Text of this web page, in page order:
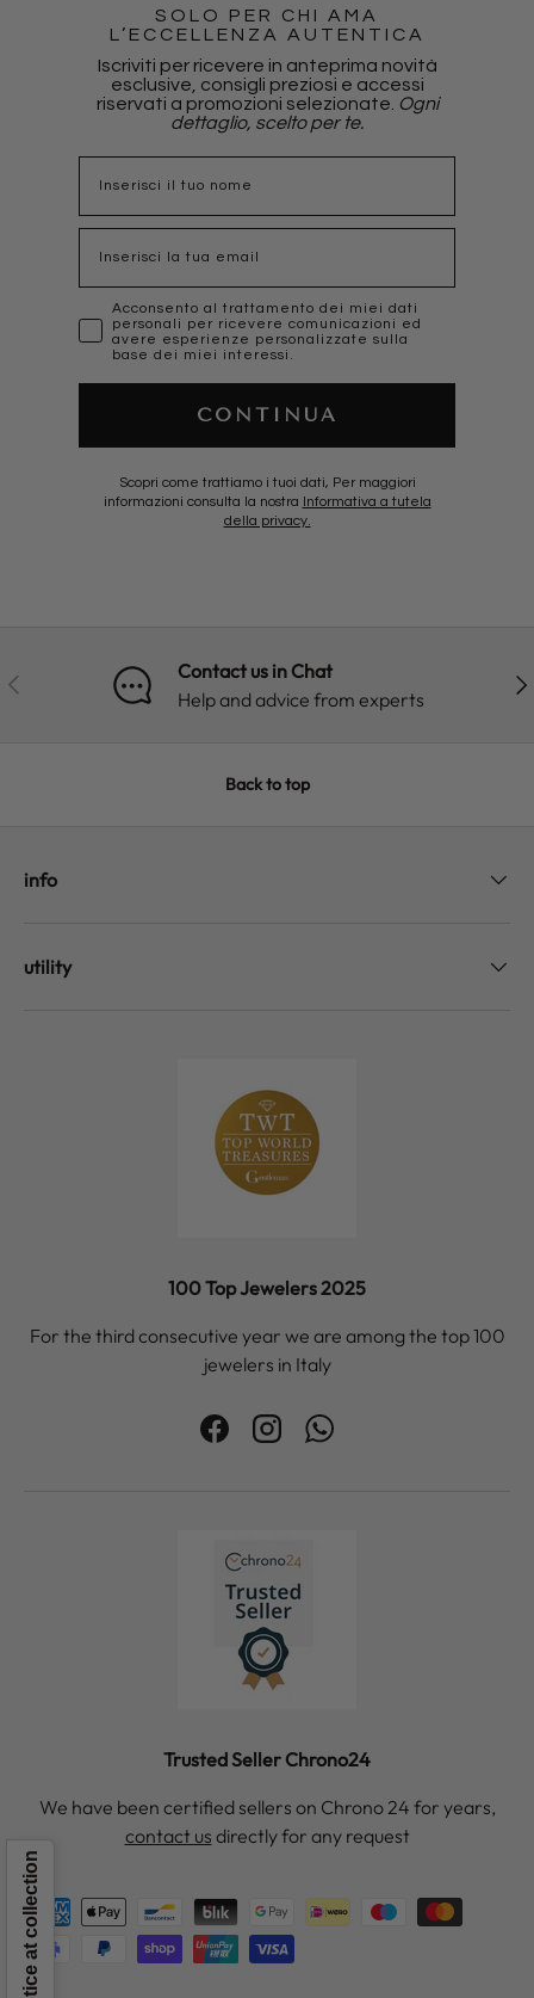
SOLO PER CHI AMA
L’ECCELLENZA AUTENTICA
Iscriviti per ricevere in anteprima novità
esclusive, consigli preziosi e accessi
riservati a promozioni selezionate. Ogni
dettaglio, scelto per te.
nome
Email
marketing
Acconsento al trattamento dei miei dati
personali per ricevere comunicazioni ed
avere esperienze personalizzate sulla
base dei miei interessi.
CONTINUA
Scopri come trattiamo i tuoi dati, Per maggiori
informazioni consulta la nostra Informativa a tutela
della privacy.
PREVIOUS
Contact us in Chat
Help and advice from experts
Back to top
info
utility
100 Top Jewelers 2025
For the third consecutive year we are among the top 100
jewelers in Italy
FacebookInstagramWhatsApp
Trusted Seller Chrono24
We have been certified sellers on Chrono 24 for years,
contact us directly for any request
Payment methods accepted
Notice at collection